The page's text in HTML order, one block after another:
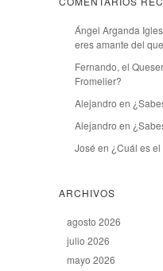
Ángel Arganda
eres amante del
Fernando, el
Fromelier?
Alejandro en
Alejandro en
José en ¿Cuál es
ARCHIVOS
agosto 2026
julio 2026
mayo 2026